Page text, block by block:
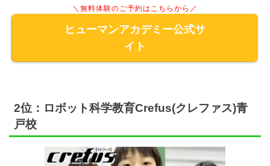
＼無料体験のご予約はこちらから／
ヒューマンアカデミー公式サ
イト
2位：ロボット科学教育Crefus(クレファス)青
戸校